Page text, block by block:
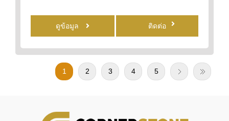
ดูข้อมูล ติดต่อ
1 2 3 4 5